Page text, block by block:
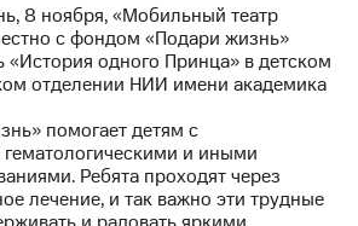
8 ноября, «Мобильный театр
с фондом «Подари жизнь»
«История одного Принца» в детском
отделении НИИ имени академика
помогает детям с
и иными
Ребята проходят через
лечение, и так важно эти трудные